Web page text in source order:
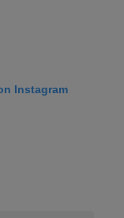
Instagram